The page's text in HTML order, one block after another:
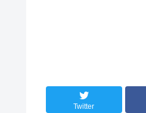
Twitter